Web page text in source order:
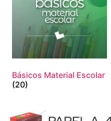
Básicos Material Escolar
(20)